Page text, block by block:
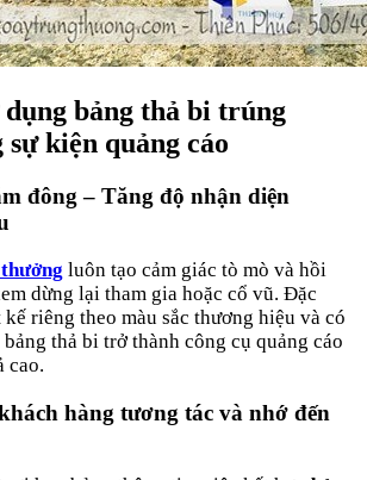
bảng thả bi trúng
kiện quảng cáo
đông – Tăng độ nhận diện
luôn tạo cảm giác tò mò và hồi
dừng lại tham gia hoặc cổ vũ. Đặc
riêng theo màu sắc thương hiệu và có
thả bi trở thành công cụ quảng cáo
cao.
hàng tương tác và nhớ đến